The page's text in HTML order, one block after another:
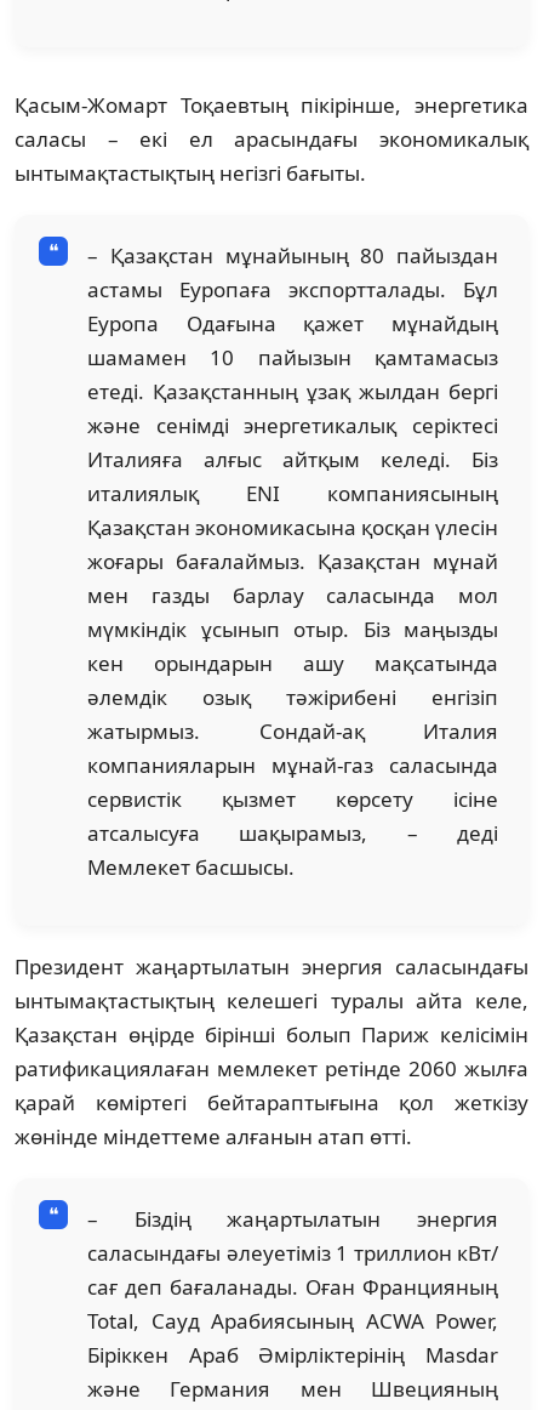
Қасым-Жомарт Тоқаевтың пікірінше, энергетика
саласы – екі ел арасындағы экономикалық
ынтымақтастықтың негізгі бағыты.
– Қазақстан мұнайының 80 пайыздан
астамы Еуропаға экспортталады. Бұл
Еуропа Одағына қажет мұнайдың
шамамен 10 пайызын қамтамасыз
етеді. Қазақстанның ұзақ жылдан бергі
және сенімді энергетикалық серіктесі
Италияға алғыс айтқым келеді. Біз
италиялық ENI компаниясының
Қазақстан экономикасына қосқан үлесін
жоғары бағалаймыз. Қазақстан мұнай
мен газды барлау саласында мол
мүмкіндік ұсынып отыр. Біз маңызды
кен орындарын ашу мақсатында
әлемдік озық тәжірибені енгізіп
жатырмыз. Сондай-ақ Италия
компанияларын мұнай-газ саласында
сервистік қызмет көрсету ісіне
атсалысуға шақырамыз, – деді
Мемлекет басшысы.
Президент жаңартылатын энергия саласындағы
ынтымақтастықтың келешегі туралы айта келе,
Қазақстан өңірде бірінші болып Париж келісімін
ратификациялаған мемлекет ретінде 2060 жылға
қарай көміртегі бейтараптығына қол жеткізу
жөнінде міндеттеме алғанын атап өтті.
– Біздің жаңартылатын энергия
саласындағы әлеуетіміз 1 триллион кВт/
сағ деп бағаланады. Оған Францияның
Total, Сауд Арабиясының ACWA Power,
Біріккен Араб Әмірліктерінің Masdar
және Германия мен Швецияның